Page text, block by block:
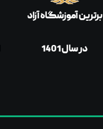
برترین آموزشگاه آزاد
در سال 1401